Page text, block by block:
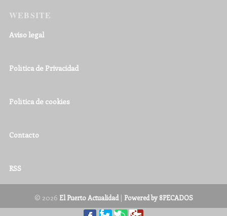
WEBSITE
Aviso legal
Política de Privacidad
Política de cookies
Contacto
RSS
© 2026 El Puerto Actualidad| Powered by 8PECADOS